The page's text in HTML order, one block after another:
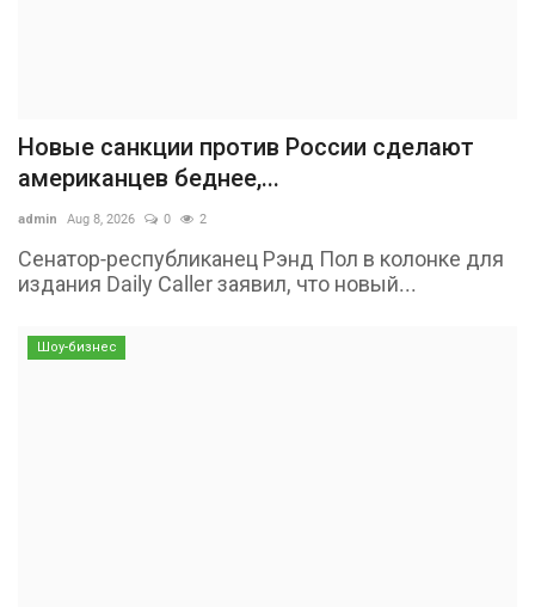
Новые санкции против России сделают
американцев беднее,...
admin Aug 8, 2026 0 2
Сенатор-республиканец Рэнд Пол в колонке для
издания Daily Caller заявил, что новый...
Шоу-бизнес